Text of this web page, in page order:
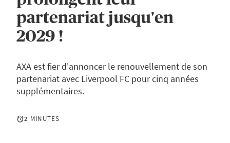
partenariat jusqu'en
2029 !
AXA est fier d'annoncer le renouvellement de son
partenariat avec Liverpool FC pour cinq années
supplémentaires.
2 MINUTES